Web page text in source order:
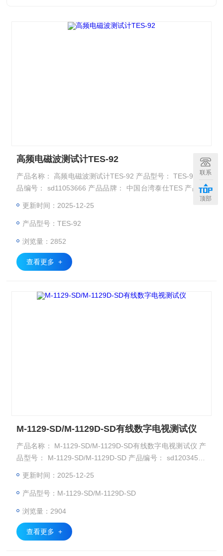
高频电磁波测试计TES-92
产品名称： 高频电磁波测试计TES-92 产品型号： TES-92 产
品编号： sd11053666 产品品牌： 中国台湾泰仕TES 产品简
介： 特点：测试50MHz 至 3.5GHz频率范围，等方性电磁场
道数位处里，可规划式警报限制值及储存功能，使用简便
更新时间：2025-12-25
产品型号：TES-92
浏览量：2852
查看更多 +
M-1129-SD/M-1129D-SD有线数字电视测试仪
产品名称： M-1129-SD/M-1129D-SD有线数字电视测试仪 产
品型号： M-1129-SD/M-1129D-SD 产品编号： sd12034536
更新时间：2025-12-25
产品型号：M-1129-SD/M-1129D-SD
浏览量：2904
查看更多 +
联系
顶部